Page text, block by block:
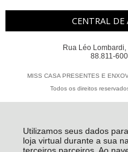
Utilizamos seus dados
loja virtual durante a sua
CENTRAL
Rua Léo
88.811-
MISS CASA PRESENTES E
Todos os direitos